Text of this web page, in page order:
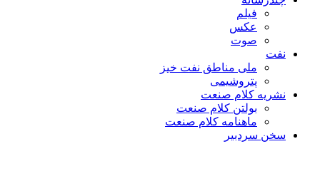
فیلم
عکس
صوت
نفت
ملی مناطق نفت خیز
پتروشیمی
نشریه کلام صنعت
بولتن کلام صنعت
ماهنامه کلام صنعت
سخن سردبیر